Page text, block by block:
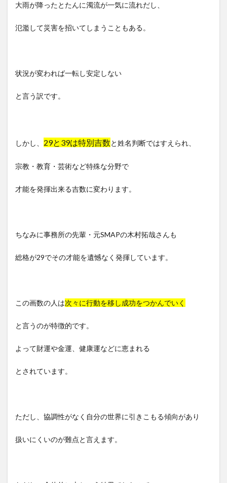
大雨が降ったとたんに濁流が一気に流れだし、
氾濫して災害を招いてしまうこともある。
状況が変われば一転し安定しない
と言う訳です。
しかし、 29と39は特別吉数と姓名判断ではすえられ、
宗教・教育・芸術など特殊な分野で
才能を発揮出来る吉数に変わります。
ちなみに事務所の先輩・元SMAPの木村拓哉さんも
総格が29でその才能を遺憾なく発揮しています。
この画数の人は次々に行動を移し成功をつかんでいく
と言うのが特徴的です。
よって財運や金運、健康運などに恵まれる
とされています。
ただし、協調性がなく自分の世界に引きこもる傾向があり
扱いにくいのが難点と言えます。